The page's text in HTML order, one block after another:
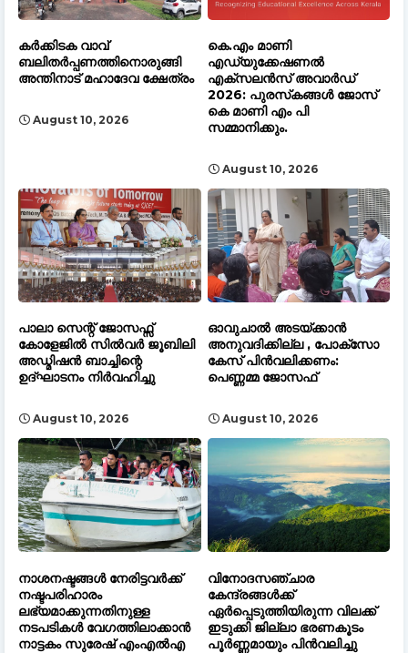
കർക്കിടക വാവ്
ബലിതർപ്പണത്തിനൊരുങ്ങി
അന്തിനാട് മഹാദേവ ക്ഷേത്രം
August 10, 2026
കെ.എം മാണി
എഡ്യുക്കേഷണൽ
എക്‌സലൻസ് അവാർഡ്
2026: പുരസ്‌കങ്ങൾ ജോസ്
കെ മാണി എം പി
സമ്മാനിക്കും.
August 10, 2026
പാലാ സെന്റ് ജോസഫ്സ്
കോളേജിൽ സിൽവർ ജൂബിലി
അഡ്മിഷൻ ബാച്ചിന്റെ
ഉദ്ഘാടനം നിർവഹിച്ചു
August 10, 2026
ഓവുചാൽ അടയ്ക്കാൻ
അനുവദിക്കില്ല , പോക്സോ
കേസ് പിൻവലിക്കണം:
പെണ്ണമ്മ ജോസഫ്
August 10, 2026
നാശനഷ്ടങ്ങൾ നേരിട്ടവർക്ക്
നഷ്ടപരിഹാരം
ലഭ്യമാക്കുന്നതിനുള്ള
നടപടികൾ വേഗത്തിലാക്കാൻ
നാട്ടകം സുരേഷ് എംഎൽഎ
വിനോദസഞ്ചാര
കേന്ദ്രങ്ങൾക്ക്
ഏർപ്പെടുത്തിയിരുന്ന വിലക്ക്
ഇടുക്കി ജില്ലാ ഭരണകൂടം
പൂർണ്ണമായും പിൻവലിച്ചു